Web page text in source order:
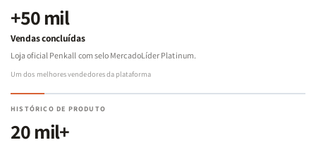
+50 mil
Vendas concluídas
Loja oficial Penkall com selo MercadoLíder Platinum.
Um dos melhores vendedores da plataforma
HISTÓRICO DE PRODUTO
20 mil+